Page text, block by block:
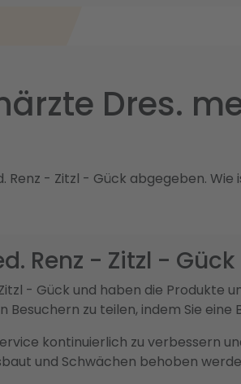
Dres.
- Zitzl - Gück abgegeben. Wie
Renz - Zitzl - Gück
- Gück und haben die Produkte
zu teilen, indem Sie eine
kontinuierlich zu verbessern
und Schwächen behoben